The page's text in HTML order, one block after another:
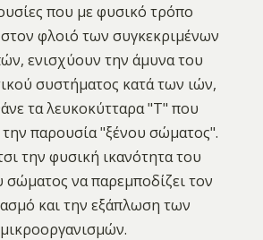
που με φυσικό τρόπο
φλοιό των συγκεκριμένων
ενισχύουν την άμυνα του
συστήματος κατά των ιών,
τα λευκοκύτταρα "Τ" που
παρουσία "ξένου σώματος".
την φυσική ικανότητα του
να παρεμποδίζει τον
και την εξάπλωση των